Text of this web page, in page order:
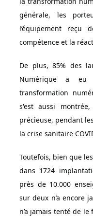
générale, les
l’équipement
compétence et la
De plus, 85% des
Numérique a eu
transformation
s'est aussi
précieuse, pendant
la crise sanitaire
Toutefois, bien que
dans 1724
près de 10.000
sur deux n’a encore
n’a jamais tenté de